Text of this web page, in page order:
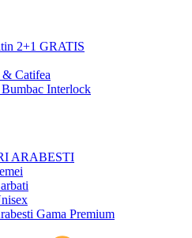
2+1 GRATIS
Catifea
Interlock
ARABESTI
Gama Premium